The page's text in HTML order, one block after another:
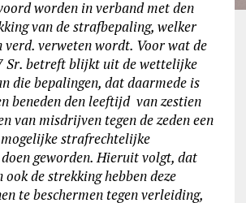
worden in verband met den
van de strafbepaling, welker
verd. verweten wordt. Voor wat de
Sr. betreft blijkt uit de wettelijke
die bepalingen, dat daarmede is
beneden den leeftijd van zestien
van misdrijven tegen de zeden een
strafrechtelijke
geworden. Hieruit volgt, dat
ook de strekking hebben deze
te beschermen tegen verleiding,